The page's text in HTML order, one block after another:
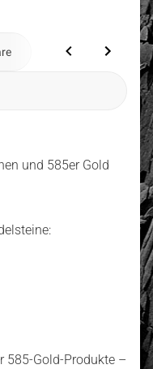
und 585er Gold
585-Gold-Produkte –